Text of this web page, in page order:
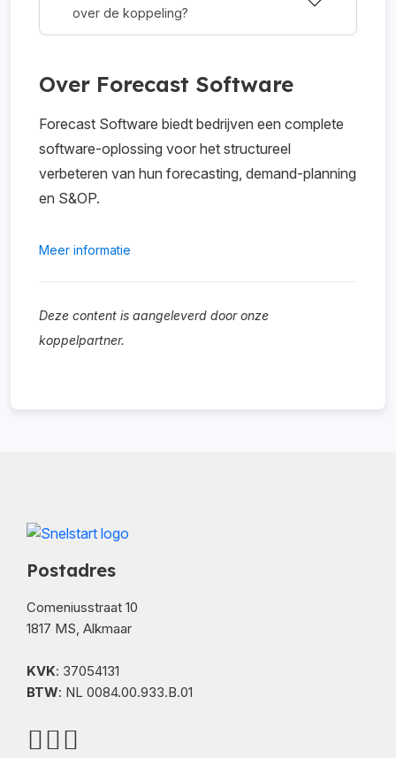
over de koppeling?
Over Forecast Software
Forecast Software biedt bedrijven een complete
software-oplossing voor het structureel
verbeteren van hun forecasting, demand-planning
en S&OP.
Meer informatie
Deze content is aangeleverd door onze
koppelpartner.
Postadres
Comeniusstraat 10
1817 MS, Alkmaar
KVK: 37054131
BTW: NL 0084.00.933.B.01